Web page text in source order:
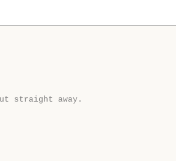
straight away.